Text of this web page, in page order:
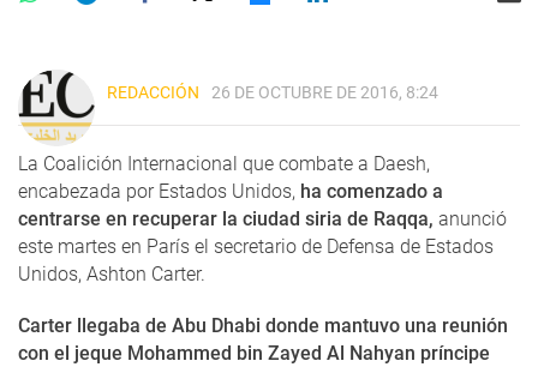
REDACCIÓN 26 DE OCTUBRE DE 2016, 8:24
La Coalición Internacional que combate a Daesh,
encabezada por Estados Unidos, ha comenzado a
centrarse en recuperar la ciudad siria de Raqqa, anunció
este martes en París el secretario de Defensa de Estados
Unidos, Ashton Carter.
Carter llegaba de Abu Dhabi donde mantuvo una reunión
con el jeque Mohammed bin Zayed Al Nahyan príncipe